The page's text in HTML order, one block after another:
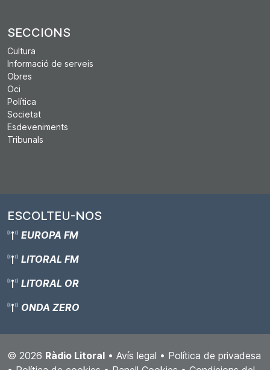
SECCIONS
Cultura
Informació de serveis
Obres
Oci
Política
Societat
Esdeveniments
Tribunals
ESCOLTEU-NOS
EUROPA FM
LITORAL FM
LITORAL OR
ONDA ZERO
© 2026 Ràdio Litoral • Avís legal • Política de privadesa